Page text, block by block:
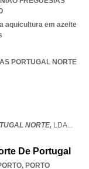
aquicultura em azeite
PORTUGAL NORTE
NORTE, LDA...
De Portugal
, PORTO